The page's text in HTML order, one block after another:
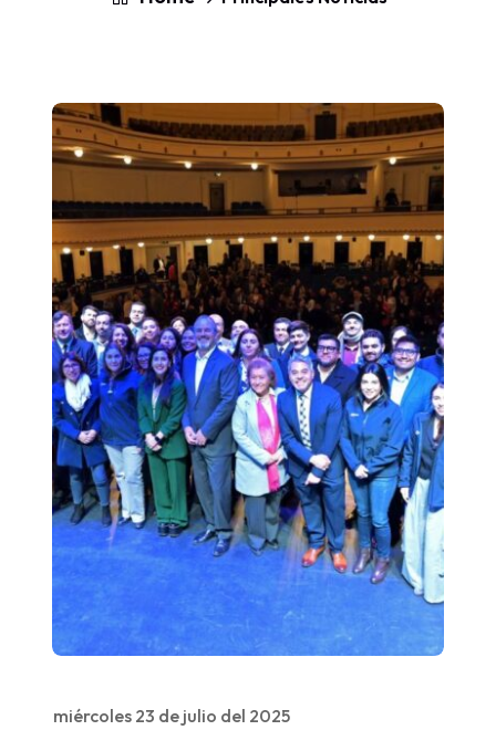
miércoles 23 de julio del 2025